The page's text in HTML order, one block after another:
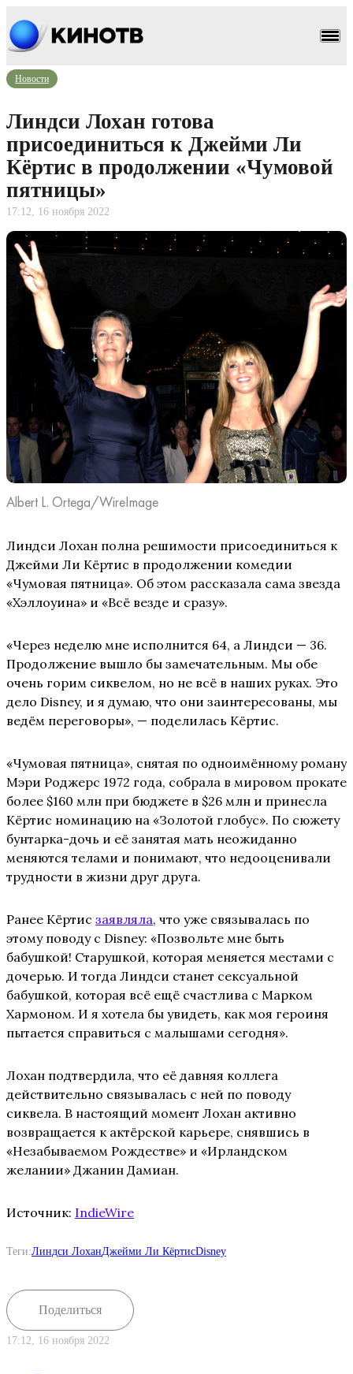
Новости
Линдси Лохан готова
присоединиться к Джейми Ли
Кёртис в продолжении «Чумовой
пятницы»
17:12, 16 ноября 2022
Albert L. Ortega/WireImage
Линдси Лохан полна решимости присоединиться к
Джейми Ли Кёртис в продолжении комедии
«Чумовая пятница». Об этом рассказала сама звезда
«Хэллоуина» и «Всё везде и сразу».
«Через неделю мне исполнится 64, а Линдси — 36.
Продолжение вышло бы замечательным. Мы обе
очень горим сиквелом, но не всё в наших руках. Это
дело Disney, и я думаю, что они заинтересованы, мы
ведём переговоры», — поделилась Кёртис.
«Чумовая пятница», снятая по одноимённому роману
Мэри Роджерс 1972 года, собрала в мировом прокате
более $160 млн при бюджете в $26 млн и принесла
Кёртис номинацию на «Золотой глобус». По сюжету
бунтарка-дочь и её занятая мать неожиданно
меняются телами и понимают, что недооценивали
трудности в жизни друг друга.
Ранее Кёртис заявляла, что уже связывалась по
этому поводу с Disney: «Позвольте мне быть
бабушкой! Старушкой, которая меняется местами с
дочерью. И тогда Линдси станет сексуальной
бабушкой, которая всё ещё счастлива с Марком
Хармоном. И я хотела бы увидеть, как моя героиня
пытается справиться с малышами сегодня».
Лохан подтвердила, что её давняя коллега
действительно связывалась с ней по поводу
сиквела. В настоящий момент Лохан активно
возвращается к актёрской карьере, снявшись в
«Незабываемом Рождестве» и «Ирландском
желании» Джанин Дамиан.
Источник: IndieWire
Теги:Линдси ЛоханДжейми Ли КёртисDisney
Поделиться
17:12, 16 ноября 2022